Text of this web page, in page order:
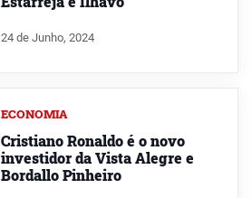
24 de Junho, 2024
ECONOMIA
Cristiano Ronaldo é o novo
investidor da Vista Alegre e
Bordallo Pinheiro